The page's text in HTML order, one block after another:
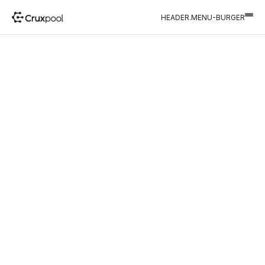
HEADER.MENU-BURGER